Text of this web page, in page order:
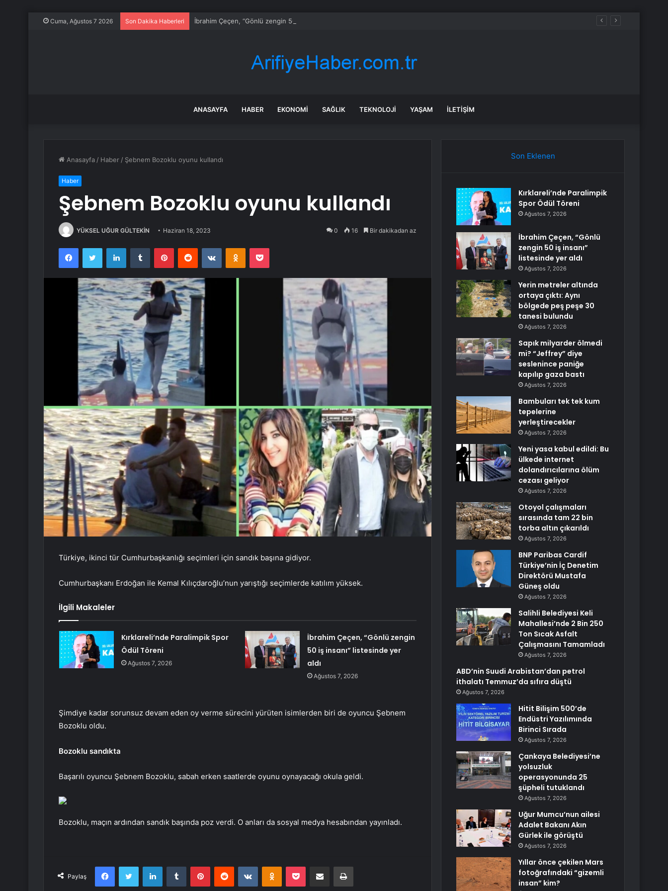
Cuma, Ağustos 7 2026 Son Dakika Haberleri İbrahim Çeçen, “Gönlü zengin 50 iş insanı” listesinde yer aldı
ANASAYFA HABER EKONOMI SAĞLIK TEKNOLOJI YAŞAM İLETIŞIM
Anasayfa / Haber / Şebnem Bozoklu oyunu kullandı
Haber
Şebnem Bozoklu oyunu kullandı
YÜKSEL UĞUR GÜLTEKİN Haziran 18, 2023 0 16 Bir dakikadan az
FacebookTwitter LinkedInTumblr PinterestReddit VKontakteOdnoklassniki
Pocket
Türkiye, ikinci tür Cumhurbaşkanlığı seçimleri için sandık başına gidiyor.
Cumhurbaşkanı Erdoğan ile Kemal Kılıçdaroğlu’nun yarıştığı seçimlerde katılım yüksek.
İlgili Makaleler
Kırklareli’nde Paralimpik Spor
Ödül Töreni
Ağustos 7, 2026
İbrahim Çeçen, “Gönlü zengin
50 iş insanı” listesinde yer
aldı
Ağustos 7, 2026
Şimdiye kadar sorunsuz devam eden oy verme sürecini yürüten isimlerden biri de oyuncu Şebnem
Bozoklu oldu.
Bozoklu sandıkta
Başarılı oyuncu Şebnem Bozoklu, sabah erken saatlerde oyunu oynayacağı okula geldi.
Bozoklu, maçın ardından sandık başında poz verdi. O anları da sosyal medya hesabından yayınladı.
Paylaş
FacebookTwitter LinkedInTumblr PinterestReddit VKontakteOdnoklassniki
Pocket E-Posta ile paylaş Yazdır
Son Eklenen
Kırklareli’nde Paralimpik
Spor Ödül Töreni
Ağustos 7, 2026
İbrahim Çeçen, “Gönlü
zengin 50 iş insanı”
listesinde yer aldı
Ağustos 7, 2026
Yerin metreler altında
ortaya çıktı: Aynı
bölgede peş peşe 30
tanesi bulundu
Ağustos 7, 2026
Sapık milyarder ölmedi
mi? “Jeffrey” diye
seslenince paniğe
kapılıp gaza bastı
Ağustos 7, 2026
Bambuları tek tek kum
tepelerine
yerleştirecekler
Ağustos 7, 2026
Yeni yasa kabul edildi: Bu
ülkede internet
dolandırıcılarına ölüm
cezası geliyor
Ağustos 7, 2026
Otoyol çalışmaları
sırasında tam 22 bin
torba altın çıkarıldı
Ağustos 7, 2026
BNP Paribas Cardif
Türkiye’nin İç Denetim
Direktörü Mustafa
Güneş oldu
Ağustos 7, 2026
Salihli Belediyesi Keli
Mahallesi’nde 2 Bin 250
Ton Sıcak Asfalt
Çalışmasını Tamamladı
Ağustos 7, 2026
ABD’nin Suudi Arabistan’dan petrol
ithalatı Temmuz’da sıfıra düştü
Ağustos 7, 2026
Hitit Bilişim 500’de
Endüstri Yazılımında
Birinci Sırada
Ağustos 7, 2026
Çankaya Belediyesi’ne
yolsuzluk
operasyonunda 25
şüpheli tutuklandı
Ağustos 7, 2026
Uğur Mumcu’nun ailesi
Adalet Bakanı Akın
Gürlek ile görüştü
Ağustos 7, 2026
Yıllar önce çekilen Mars
fotoğrafındaki “gizemli
insan” kim?